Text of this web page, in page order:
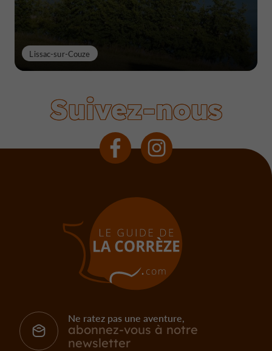
Lissac-sur-Couze
Suivez-nous
Ne ratez pas une aventure,
abonnez-vous à notre
newsletter